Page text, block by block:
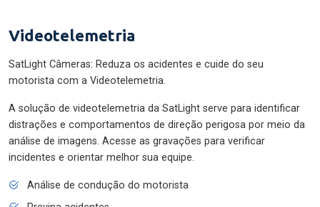
Videotelemetria
SatLight Câmeras: Reduza os acidentes e cuide do seu
motorista com a Videotelemetria.
A solução de videotelemetria da SatLight serve para identificar
distrações e comportamentos de direção perigosa por meio da
análise de imagens. Acesse as gravações para verificar
incidentes e orientar melhor sua equipe.
Análise de condução do motorista